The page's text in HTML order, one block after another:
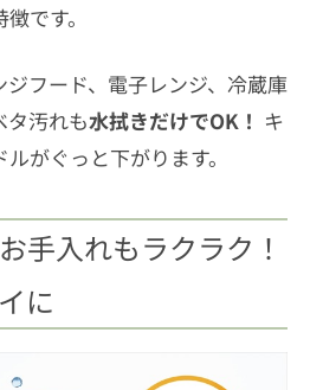
です。
ジフード、電子レンジ、冷蔵庫
タ汚れも水拭きだけでOK！ キ
がぐっと下がります。
手入れもラクラク！
に